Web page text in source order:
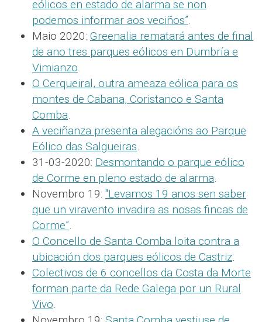
eólicos en estado de alarma se non
podemos informar aos veciños”.
Maio 2020: Greenalia rematará antes de final
de ano tres parques eólicos en Dumbría e
Vimianzo.
O Cerqueiral, outra ameaza eólica para os
montes de Cabana, Coristanco e Santa
Comba.
A veciñanza presenta alegacións ao Parque
Eólico das Salgueiras.
31-03-2020: Desmontando o parque eólico
de Corme en pleno estado de alarma.
Novembro 19: "Levamos 19 anos sen saber
que un viravento invadira as nosas fincas de
Corme”.
O Concello de Santa Comba loita contra a
ubicación dos parques eólicos de Castriz.
Colectivos de 6 concellos da Costa da Morte
forman parte da Rede Galega por un Rural
Vivo.